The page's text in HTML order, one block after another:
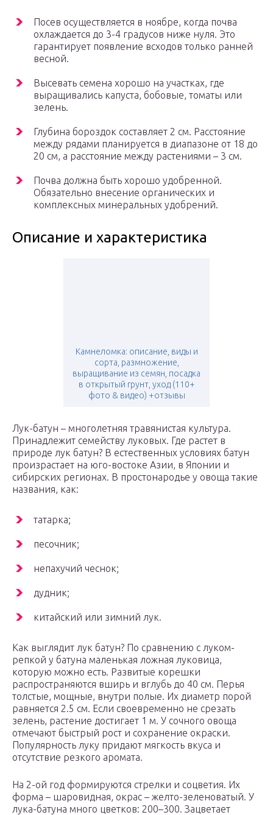
Посев осуществляется в ноябре, когда почва
охлаждается до 3-4 градусов ниже нуля. Это
гарантирует появление всходов только ранней
весной.
Высевать семена хорошо на участках, где
выращивались капуста, бобовые, томаты или
зелень.
Глубина бороздок составляет 2 см. Расстояние
между рядами планируется в диапазоне от 18 до
20 см, а расстояние между растениями – 3 см.
Почва должна быть хорошо удобренной.
Обязательно внесение органических и
комплексных минеральных удобрений.
Описание и характеристика
Камнеломка: описание, виды и
сорта, размножение,
выращивание из семян, посадка
в открытый грунт, уход (110+
фото & видео) +отзывы
Лук-батун – многолетняя травянистая культура.
Принадлежит семейству луковых. Где растет в
природе лук батун? В естественных условиях батун
произрастает на юго-востоке Азии, в Японии и
сибирских регионах. В простонародье у овоща такие
названия, как:
татарка;
песочник;
непахучий чеснок;
дудник;
китайский или зимний лук.
Как выглядит лук батун? По сравнению с луком-
репкой у батуна маленькая ложная луковица,
которую можно есть. Развитые корешки
распространяются вширь и вглубь до 40 см. Перья
толстые, мощные, внутри полые. Их диаметр порой
равняется 2.5 см. Если своевременно не срезать
зелень, растение достигает 1 м. У сочного овоща
отмечают быстрый рост и сохранение окраски.
Популярность луку придают мягкость вкуса и
отсутствие резкого аромата.
На 2-ой год формируются стрелки и соцветия. Их
форма – шаровидная, окрас – желто-зеленоватый. У
лука-батуна много цветков: 200–300. Зацветает